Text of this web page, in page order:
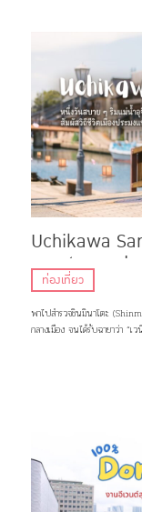
Uchikawa
คาวะ ‘เวนิสแห่
แห่ง จ.โทยามะ
ท่องเที่ยว
พาไปสำรวจชินมินาโตะ
กลางเมือง จนได้รับฉายาว่า “